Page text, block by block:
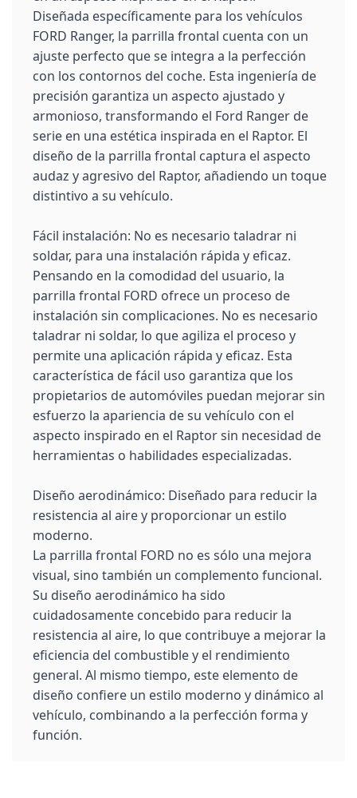
Diseñada específicamente para los vehículos
FORD Ranger, la parrilla frontal cuenta con un
ajuste perfecto que se integra a la perfección
con los contornos del coche. Esta ingeniería de
precisión garantiza un aspecto ajustado y
armonioso, transformando el Ford Ranger de
serie en una estética inspirada en el Raptor. El
diseño de la parrilla frontal captura el aspecto
audaz y agresivo del Raptor, añadiendo un toque
distintivo a su vehículo.
Fácil instalación: No es necesario taladrar ni
soldar, para una instalación rápida y eficaz.
Pensando en la comodidad del usuario, la
parrilla frontal FORD ofrece un proceso de
instalación sin complicaciones. No es necesario
taladrar ni soldar, lo que agiliza el proceso y
permite una aplicación rápida y eficaz. Esta
característica de fácil uso garantiza que los
propietarios de automóviles puedan mejorar sin
esfuerzo la apariencia de su vehículo con el
aspecto inspirado en el Raptor sin necesidad de
herramientas o habilidades especializadas.
Diseño aerodinámico: Diseñado para reducir la
resistencia al aire y proporcionar un estilo
moderno.
La parrilla frontal FORD no es sólo una mejora
visual, sino también un complemento funcional.
Su diseño aerodinámico ha sido
cuidadosamente concebido para reducir la
resistencia al aire, lo que contribuye a mejorar la
eficiencia del combustible y el rendimiento
general. Al mismo tiempo, este elemento de
diseño confiere un estilo moderno y dinámico al
vehículo, combinando a la perfección forma y
función.